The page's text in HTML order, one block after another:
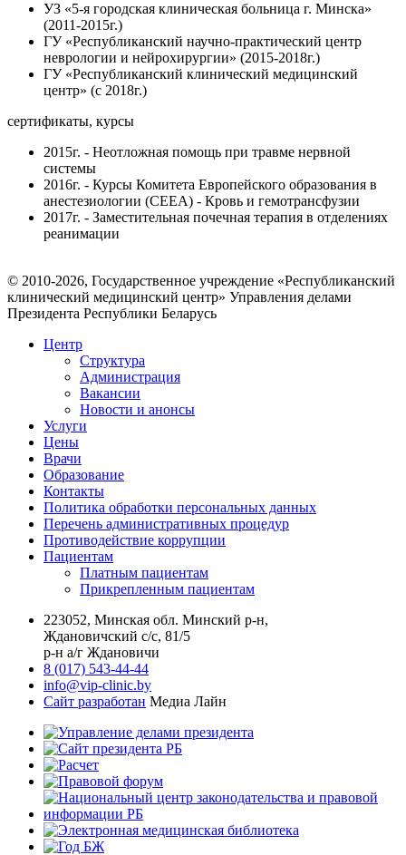
УЗ «5-я городская клиническая больница г. Минска»
(2011-2015г.)
ГУ «Республиканский научно-практический центр
неврологии и нейрохирургии» (2015-2018г.)
ГУ «Республиканский клинический медицинский
центр» (с 2018г.)
сертификаты, курсы
2015г. - Неотложная помощь при травме нервной
системы
2016г. - Курсы Комитета Европейского образования в
анестезиологии (CEEA) - Кровь и гемотрансфузии
2017г. - Заместительная почечная терапия в отделениях
реанимации
© 2010-2026, Государственное учреждение «Республиканский
клинический медицинский центр» Управления делами
Президента Республики Беларусь
Центр
Структура
Администрация
Вакансии
Новости и анонсы
Услуги
Цены
Врачи
Образование
Контакты
Политика обработки персональных данных
Перечень административных процедур
Противодействие коррупции
Пациентам
Платным пациентам
Прикрепленным пациентам
223052, Минская обл. Минский р-н,
Ждановичский с/с, 81/5
р-н а/г Ждановичи
8 (017) 543-44-44
info@vip-clinic.by
Сайт разработан Медиа Лайн